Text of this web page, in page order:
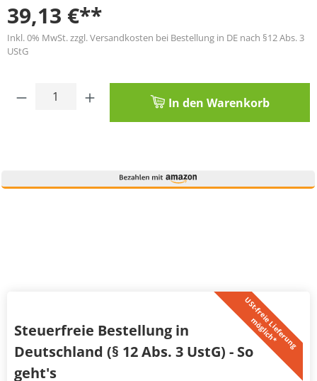
39,13 €**
Inkl. 0% MwSt. zzgl. Versandkosten bei Bestellung in DE nach §12 Abs. 3
UStG
Produkt Anzahl: Gib den gewünschten
In den Warenkorb
U
S
t
-
f
r
e
i
e
L
i
e
f
e
r
u
n
g
m
ö
g
l
i
c
h
*
Steuerfreie Bestellung in
Deutschland (§ 12 Abs. 3 UstG) - So
geht's